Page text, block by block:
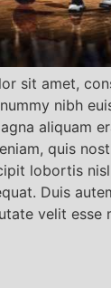
sit amet,
nibh
aliquam
quis
lobortis
Duis
velit esse